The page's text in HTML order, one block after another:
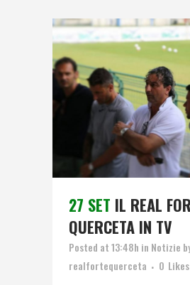
27 SET IL REAL
QUERCETA IN TV
Posted at 13:48h in Notizie
realfortequerceta
0 Likes